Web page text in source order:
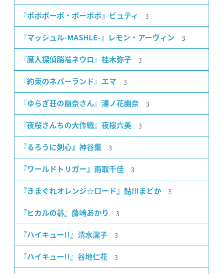
『ボボボーボ・ボーボボ』ビュティ 3
『マッシュル-MASHLE-』レモン・アーヴィン 3
『魔人探偵脳噛ネウロ』桂木弥子 3
『約束のネバーランド』エマ 3
『ゆらぎ荘の幽奈さん』湯ノ花幽奈 3
『夜桜さんちの大作戦』夜桜六美 3
『るろうに剣心』神谷薫 3
『ワールドトリガー』雨取千佳 3
『きまぐれオレンジ☆ロード』鮎川まどか 3
『ヒカルの碁』藤崎あかり 3
『ハイキュー!!』清水潔子 3
『ハイキュー!!』谷地仁花 3